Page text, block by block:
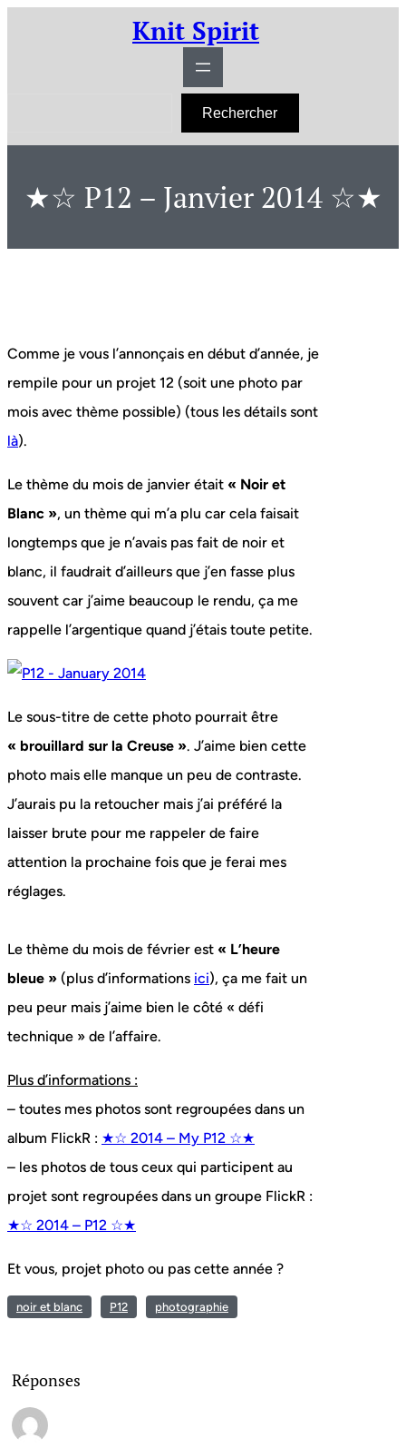
Knit Spirit
h
Rechercher
★☆ P12 – Janvier 2014 ☆★
Comme je vous l’annonçais en début d’année, je
rempile pour un projet 12 (soit une photo par
mois avec thème possible) (tous les détails sont
là).
Le thème du mois de janvier était « Noir et
Blanc », un thème qui m’a plu car cela faisait
longtemps que je n’avais pas fait de noir et
blanc, il faudrait d’ailleurs que j’en fasse plus
souvent car j’aime beaucoup le rendu, ça me
rappelle l’argentique quand j’étais toute petite.
Le sous-titre de cette photo pourrait être
« brouillard sur la Creuse ». J’aime bien cette
photo mais elle manque un peu de contraste.
J’aurais pu la retoucher mais j’ai préféré la
laisser brute pour me rappeler de faire
attention la prochaine fois que je ferai mes
réglages.
Le thème du mois de février est « L’heure
bleue » (plus d’informations ici), ça me fait un
peu peur mais j’aime bien le côté « défi
technique » de l’affaire.
Plus d’informations :
– toutes mes photos sont regroupées dans un
album FlickR : ★☆ 2014 – My P12 ☆★
– les photos de tous ceux qui participent au
projet sont regroupées dans un groupe FlickR :
★☆ 2014 – P12 ☆★
Et vous, projet photo ou pas cette année ?
noir et blanc P12 photographie
Réponses